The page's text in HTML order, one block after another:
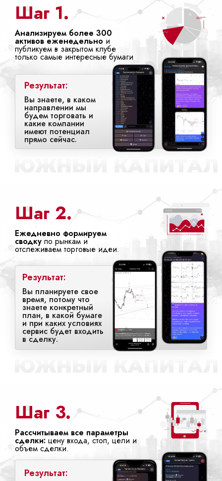
Шаг 1.
Анализируем более 300
активов еженедельно и
публикуем в закрытом клубе
только самые интересные бумаги
Результат:
Вы знаете, в каком
направлении мы
будем торговать и
какие компании
имеют потенциал
прямо сейчас.
Шаг 2.
Ежедневно формируем
сводку по рынкам и
отслеживаем торговые идеи.
Результат:
Вы планируете свое
время, потому что
знаете конкретный
план, в какой бумаге
и при каких условиях
сервис будет входить
в сделку.
Шаг 3.
Рассчитываем все параметры
сделки: цену входа, стоп, цели и
объем сделки.
Результат: